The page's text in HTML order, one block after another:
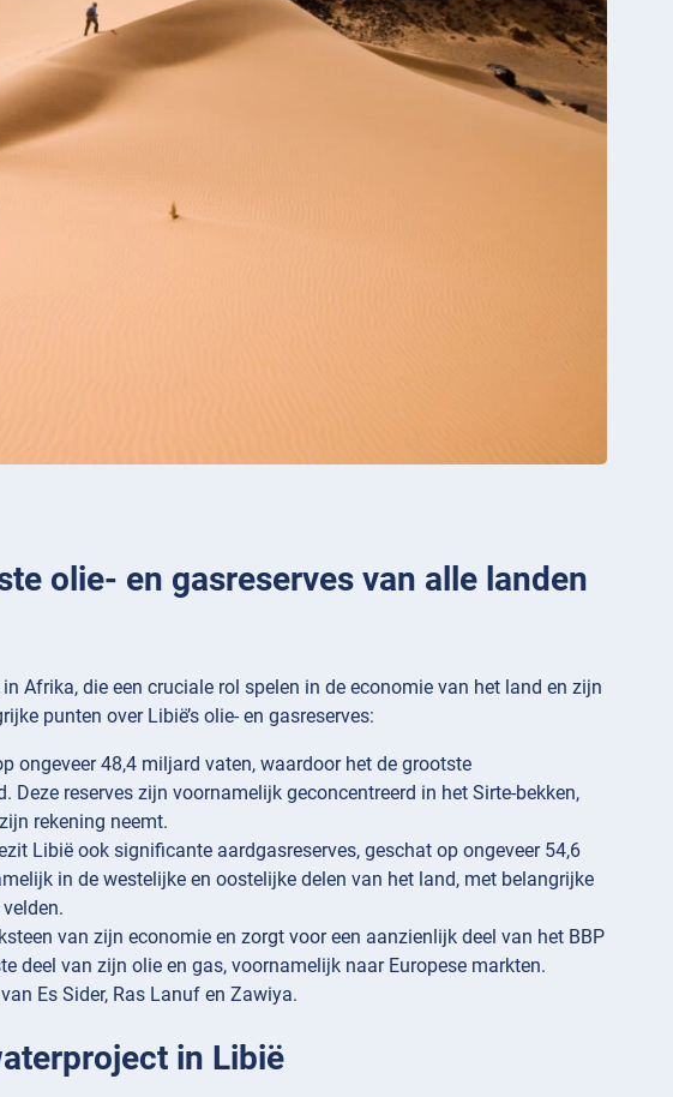
olie- en gasreserves van alle landen
Afrika, die een cruciale rol spelen in de economie van het land en zijn
punten over Libië’s olie- en gasreserves:
ongeveer 48,4 miljard vaten, waardoor het de grootste
reserves zijn voornamelijk geconcentreerd in het Sirte-bekken,
rekening neemt.
Libië ook significante aardgasreserves, geschat op ongeveer 54,6
in de westelijke en oostelijke delen van het land, met belangrijke
van zijn economie en zorgt voor een aanzienlijk deel van het BBP
deel van zijn olie en gas, voornamelijk naar Europese markten.
Es Sider, Ras Lanuf en Zawiya.
in Libië